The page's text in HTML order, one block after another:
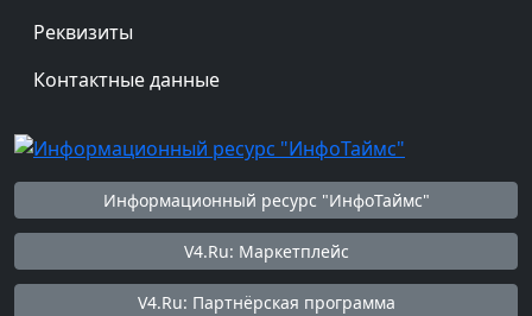
Реквизиты
Контактные данные
Информационный ресурс "ИнфоТаймс"
V4.Ru: Маркетплейс
V4.Ru: Партнёрская программа